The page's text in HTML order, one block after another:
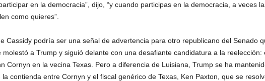
en la democracia”, dijo, “y cuando participas en la democracia, a veces
como quieres”.
Cassidy podría ser una señal de advertencia para otro republicano del Senado
molestó a Trump y siguió delante con una desafiante candidatura a la reelección:
Cornyn en la vecina Texas. Pero a diferencia de Luisiana, Trump se ha
la contienda entre Cornyn y el fiscal genérico de Texas, Ken Paxton, que se